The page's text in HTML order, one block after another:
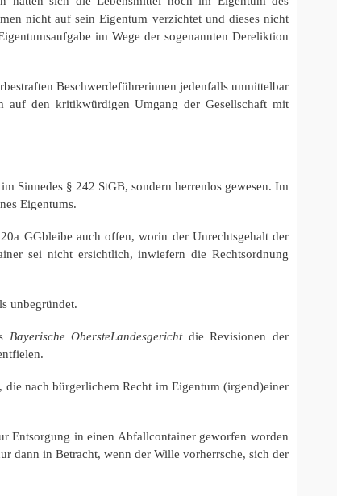
nicht auf sein Eigentum verzichtet und dieses nicht
im Wege der sogenannten Dereliktion
Beschwerdeführerinnen jedenfalls unmittelbar
auf den kritikwürdigen Umgang der Gesellschaft mit
Sinnedes § 242 StGB, sondern herrenlos gewesen. Im
Eigentums.
GGbleibe auch offen, worin der Unrechtsgehalt der
sei nicht ersichtlich, inwiefern die Rechtsordnung
unbegründet.
Bayerische ObersteLandesgerichtdie Revisionen der
die nach bürgerlichem Recht im Eigentum (irgend)einer
Entsorgung in einen Abfallcontainer geworfen worden
dann in Betracht, wenn der Wille vorherrsche, sich der